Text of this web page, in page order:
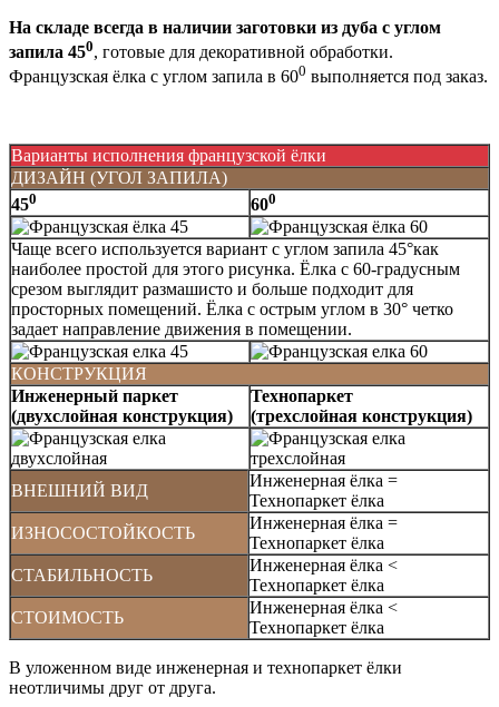
На складе всегда в наличии заготовки из дуба с углом
запила 450, готовые для декоративной обработки.
Французская ёлка с углом запила в 600 выполняется под заказ.
Варианты исполнения французской ёлки
ДИЗАЙН (УГОЛ ЗАПИЛА)
450 600
Чаще всего используется вариант с углом запила 45°как
наиболее простой для этого рисунка. Ёлка с 60-градусным
срезом выглядит размашисто и больше подходит для
просторных помещений. Ёлка с острым углом в 30° четко
задает направление движения в помещении.
КОНСТРУКЦИЯ
Инженерный паркет
(двухслойная конструкция)
Технопаркет
(трехслойная конструкция)
ВНЕШНИЙ ВИД
Инженерная ёлка =
Технопаркет ёлка
ИЗНОСОСТОЙКОСТЬ
Инженерная ёлка =
Технопаркет ёлка
СТАБИЛЬНОСТЬ
Инженерная ёлка <
Технопаркет ёлка
СТОИМОСТЬ
Инженерная ёлка <
Технопаркет ёлка
В уложенном виде инженерная и технопаркет ёлки
неотличимы друг от друга.